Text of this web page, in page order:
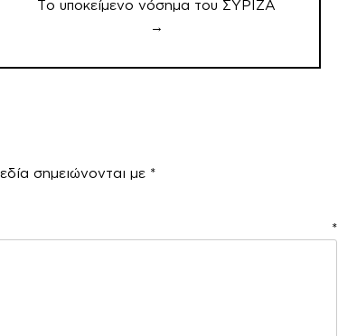
Το υποκείμενο νόσημα του ΣΥΡΙΖΑ
→
σημειώνονται με *
*